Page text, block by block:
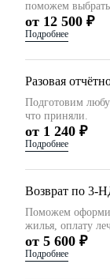
поможем
от 12 500 ₽
Подробнее
Разовая
Подготовим
что приняли.
от 1 240 ₽
Подробнее
Возврат по 3-
Поможем
жилья, оплату
от 5 600 ₽
Подробнее